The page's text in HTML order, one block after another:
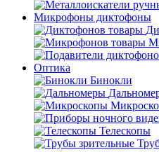
Микрофоны диктофоны
Оптика
Бинокли
Телескопы